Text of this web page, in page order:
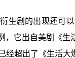
生剧的出现还可
，它出自美剧《
经超出了《生活大